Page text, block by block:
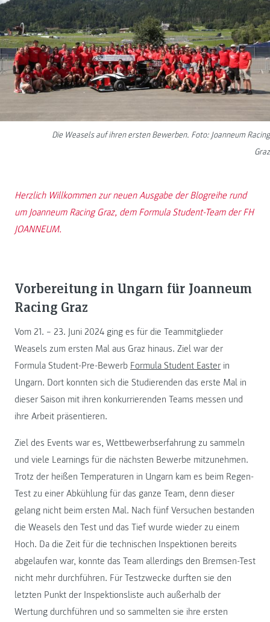
Die Weasels auf ihren ersten Bewerben. Foto: Joanneum Racing
Graz
Herzlich Willkommen zur neuen Ausgabe der Blogreihe rund
um Joanneum Racing Graz, dem Formula Student-Team der FH
JOANNEUM.
Vorbereitung in Ungarn für Joanneum
Racing Graz
Vom 21. – 23. Juni 2024 ging es für die Teammitglieder
Weasels zum ersten Mal aus Graz hinaus. Ziel war der
Formula Student-Pre-Bewerb Formula Student Easter in
Ungarn. Dort konnten sich die Studierenden das erste Mal in
dieser Saison mit ihren konkurrierenden Teams messen und
ihre Arbeit präsentieren.
Ziel des Events war es, Wettbewerbserfahrung zu sammeln
und viele Learnings für die nächsten Bewerbe mitzunehmen.
Trotz der heißen Temperaturen in Ungarn kam es beim Regen-
Test zu einer Abkühlung für das ganze Team, denn dieser
gelang nicht beim ersten Mal. Nach fünf Versuchen bestanden
die Weasels den Test und das Tief wurde wieder zu einem
Hoch. Da die Zeit für die technischen Inspektionen bereits
abgelaufen war, konnte das Team allerdings den Bremsen-Test
nicht mehr durchführen. Für Testzwecke durften sie den
letzten Punkt der Inspektionsliste auch außerhalb der
Wertung durchführen und so sammelten sie ihre ersten